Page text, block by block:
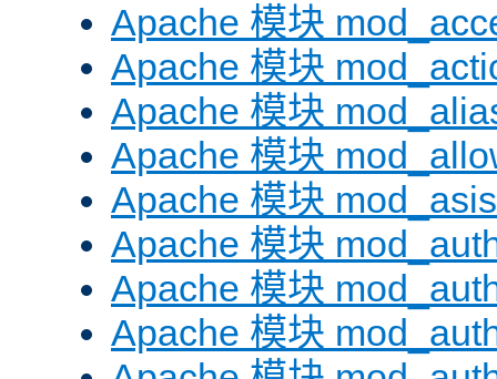
Apache 模块
Apache 模块
Apache 模块
Apache 模块
Apache 模块 mod_asis
Apache 模块
Apache 模块
Apache 模块